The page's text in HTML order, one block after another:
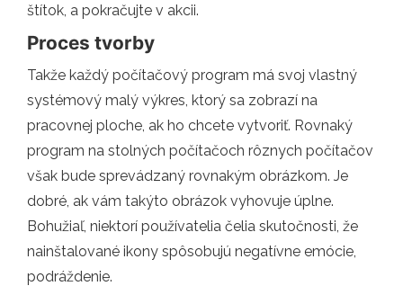
štítok, a pokračujte v akcii.
Proces tvorby
Takže každý počítačový program má svoj vlastný
systémový malý výkres, ktorý sa zobrazí na
pracovnej ploche, ak ho chcete vytvoriť. Rovnaký
program na stolných počítačoch rôznych počítačov
však bude sprevádzaný rovnakým obrázkom. Je
dobré, ak vám takýto obrázok vyhovuje úplne.
Bohužiaľ, niektorí používatelia čelia skutočnosti, že
nainštalované ikony spôsobujú negatívne emócie,
podráždenie.